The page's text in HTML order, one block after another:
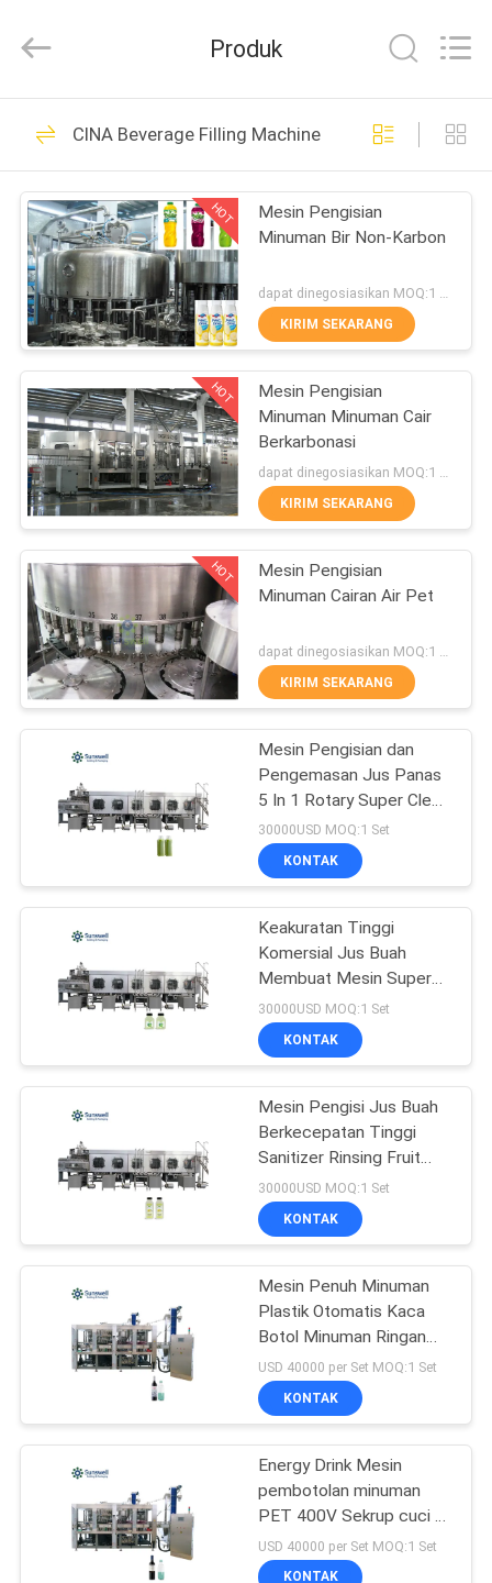
RUMAH
PRODUK
VIDEO
TENTANG
KAMI
TUR
PABRIK
KONTROL
KUALITAS
HUBUNGI
KAMI
BERITA
PERMINTAAN
PENAWARAN
SITEMAP
PRIVACY
Reserved.
Beverage Filling
Machine
91
Water Filling
Machines
248
Carbonated Filling
Machine
94
5 Gallon Water
Filling Machine
Blowing Filling
Capping
Combiblock
74
Aluminum Can
Filling Machine
48
120
Produk
CINA Beverage Filling Machine
HOT
Mesin Pengisian
Minuman Bir Non-Karbon
dapat dinegosiasikan MOQ:1 set
KIRIM SEKARANG
HOT
Mesin Pengisian
Minuman Minuman Cair
Berkarbonasi
KIRIM SEKARANG
HOT
Mesin Pengisian
Minuman Cairan Air Pet
KIRIM SEKARANG
Mesin Pengisian dan
Pengemasan Jus Panas
5 In 1 Rotary Super Clean
Fruit Chunk Peristaltic
Pump Filler
30000USD MOQ:1 Set
KONTAK
Keakuratan Tinggi
Komersial Jus Buah
Membuat Mesin Super
bersih Sanitizer Washer
Peristaltik Pompa Filler
Sealer
30000USD MOQ:1 Set
KONTAK
Mesin Pengisi Jus Buah
Berkecepatan Tinggi
Sanitizer Rinsing Fruit
Chunk Peristaltic
Weighing Bottling Sealing
Monoblock
30000USD MOQ:1 Set
KONTAK
Mesin Penuh Minuman
Plastik Otomatis Kaca
Botol Minuman Ringan
Tutup Ganda
USD 40000 per Set MOQ:1 Set
KONTAK
Energy Drink Mesin
pembotolan minuman
PET 400V Sekrup cuci 4
In 1 Monoblock
USD 40000 per Set MOQ:1 Set
KONTAK